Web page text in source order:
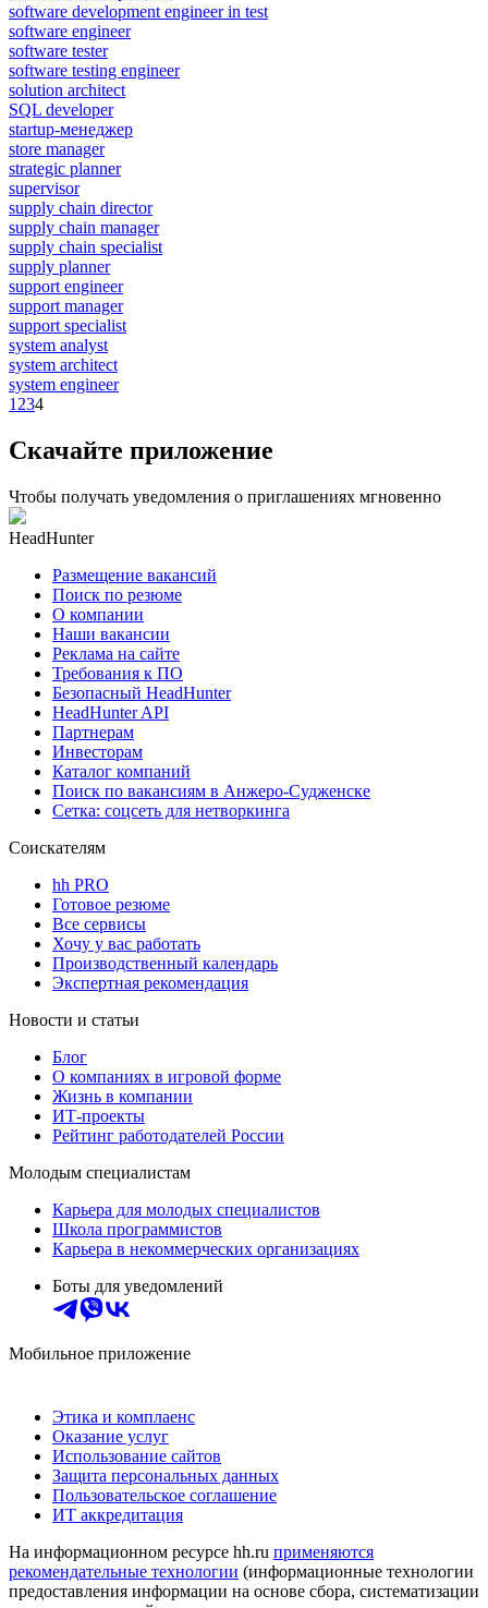
software development engineer in test
software engineer
software tester
software testing engineer
solution architect
SQL developer
startup-менеджер
store manager
strategic planner
supervisor
supply chain director
supply chain manager
supply chain specialist
supply planner
support engineer
support manager
support specialist
system analyst
system architect
system engineer
1 234
Скачайте приложение
Чтобы получать уведомления о приглашениях мгновенно
HeadHunter
Размещение вакансий
Поиск по резюме
О компании
Наши вакансии
Реклама на сайте
Требования к ПО
Безопасный HeadHunter
HeadHunter API
Партнерам
Инвесторам
Каталог компаний
Поиск по вакансиям в Анжеро-Судженске
Сетка: соцсеть для нетворкинга
Соискателям
hh PRO
Готовое резюме
Все сервисы
Хочу у вас работать
Производственный календарь
Экспертная рекомендация
Новости и статьи
Блог
О компаниях в игровой форме
Жизнь в компании
ИТ-проекты
Рейтинг работодателей России
Молодым специалистам
Карьера для молодых специалистов
Школа программистов
Карьера в некоммерческих организациях
Боты для уведомлений
Мобильное приложение
Этика и комплаенс
Оказание услуг
Использование сайтов
Защита персональных данных
Пользовательское соглашение
ИТ аккредитация
На информационном ресурсе hh.ru применяются
рекомендательные технологии (информационные технологии
предоставления информации на основе сбора, систематизации